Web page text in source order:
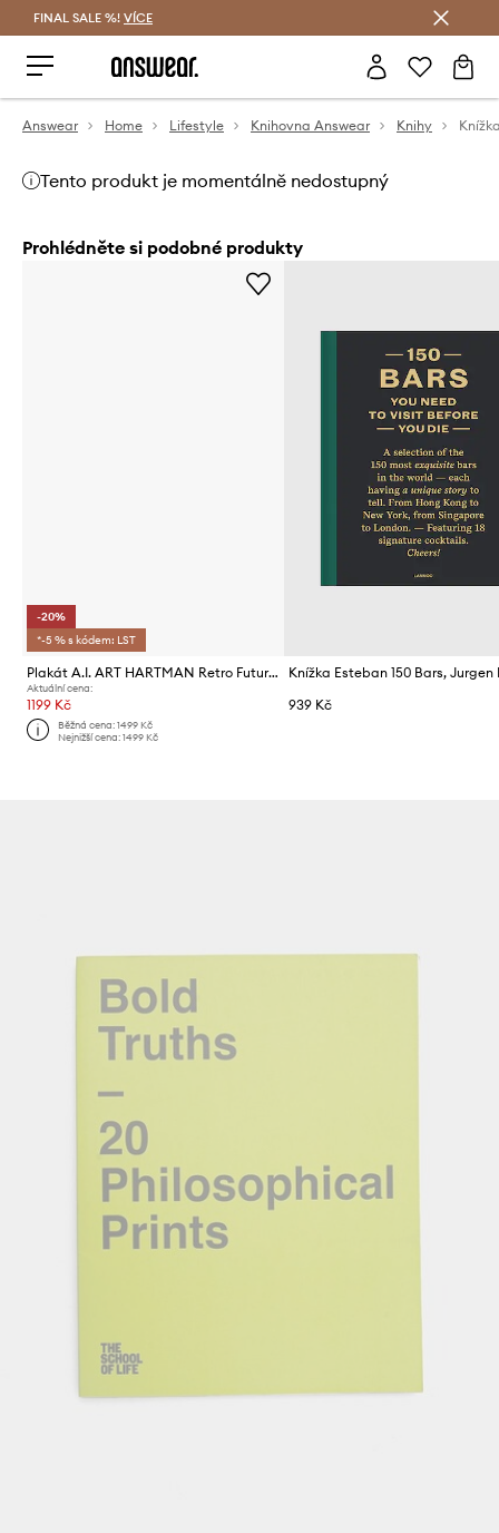
FINAL SALE %! VÍCE
Answear Home Lifestyle Knihovna Answear Knihy
Tento produkt je momentálně nedostupný
Prohlédněte si podobné produkty
-20%
*-5 % s kódem: LST
Plakát A.I. ART HARTMAN Retro Future 11, 27,94 x 35,56 cm
Aktuální cena:
1199 Kč
Běžná cena:1499 Kč
Nejnižší cena:1499 Kč
939 Kč